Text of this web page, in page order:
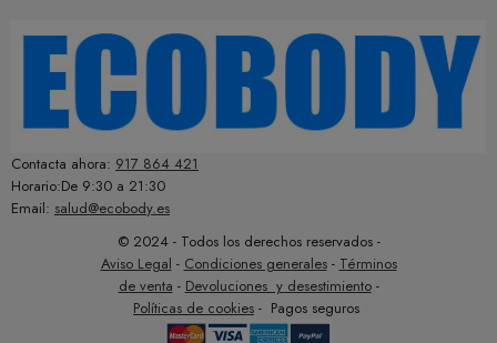
Contacta ahora: 917 864 421
Horario:De 9:30 a 21:30
Email: salud@ecobody.es
© 2024 - Todos los derechos reservados -
Aviso Legal - Condiciones generales- Términos
de venta - Devoluciones y desestimiento-
Políticas de cookies - Pagos seguros